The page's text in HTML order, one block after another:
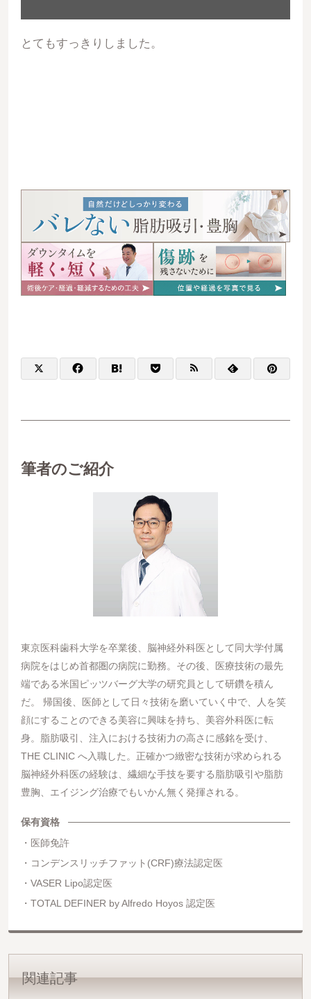
とてもすっきりしました。
筆者のご紹介
東京医科歯科大学を卒業後、脳神経外科医として同大学付属
病院をはじめ首都圏の病院に勤務。その後、医療技術の最先
端である米国ピッツバーグ大学の研究員として研鑽を積ん
だ。 帰国後、医師として日々技術を磨いていく中で、人を笑
顔にすることのできる美容に興味を持ち、美容外科医に転
身。脂肪吸引、注入における技術力の高さに感銘を受け、
THE CLINIC へ入職した。正確かつ緻密な技術が求められる
脳神経外科医の経験は、繊細な手技を要する脂肪吸引や脂肪
豊胸、エイジング治療でもいかん無く発揮される。
保有資格
医師免許
コンデンスリッチファット(CRF)療法認定医
VASER Lipo認定医
TOTAL DEFINER by Alfredo Hoyos 認定医
関連記事